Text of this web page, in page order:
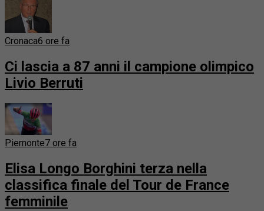
Cronaca6 ore fa
Ci lascia a 87 anni il campione olimpico
Livio Berruti
Piemonte7 ore fa
Elisa Longo Borghini terza nella
classifica finale del Tour de France
femminile